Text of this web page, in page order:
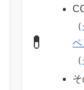
💊
（
ペ
（